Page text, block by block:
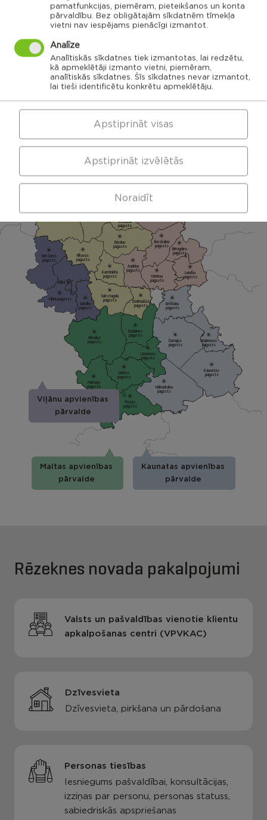
Noklikšķini uz pagasta vai apvienības kartes, lai
izpētītu vairāk
APVIENĪBU PĀRVALDES
Dricānu apvienības
Maltas apvienības
pārvalde
Kaunatas apvienības
pārvalde
Viļānu apvienības
pārvalde
Rikavas
pagasts
Kantinieku
pagasts
Sakstagala
pagasts Ozolmuižas
pagasts
Stružānu
pagasts
Dricānu
pagasts
pagasts
Ilzeskalna
pagasts
Audriņu
pagasts
Vērēmu
pagasts
Lendžu
pagasts
Bērzgales
pagasts
Silmalas
pagasts
Feimaņu
pagasts
Pušas
pagasts
Maltas
pagasts
Lūznavas
pagasts
Ozolaines
pagasts
Griškānu
pagasts
Čornajas
pagasts
Mākoņkalna
pagasts
Kaunatas
pagasts
Stoļerovas
pagasts
Sokolku
pagasts
Viļānu pagasts
Dekšāres
pagasts
Viļāni
Rēzeknes novada pakalpojumi
Valsts un pašvaldības vienotie klientu
apkalpošanas centri (VPVKAC)
Dzīvesvieta
Dzīvesvieta, pirkšana un pārdošana
Personas tiesības
Iesniegums pašvaldībai, konsultācijas,
izziņas par personu, personas statuss,
sabiedriskās apspriešanas
pamatfunkcijas, piemēram, pieteikšanos un konta
pārvaldību. Bez obligātajām sīkdatnēm tīmekļa
vietni nav iespējams pienācīgi izmantot.
Analīze
Analītiskās sīkdatnes tiek izmantotas, lai redzētu,
kā apmeklētāji izmanto vietni, piemēram,
analītiskās sīkdatnes. Šīs sīkdatnes nevar izmantot,
lai tieši identificētu konkrētu apmeklētāju.
Noraidīt
Apstiprināt izvēlētās
Apstiprināt visas